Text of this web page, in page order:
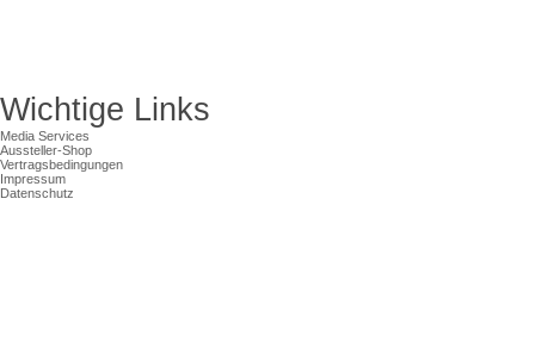
Wichtige Links
Media Services
Aussteller-Shop
Vertragsbedingungen
Impressum
Datenschutz